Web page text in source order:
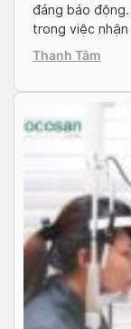
đáng báo
trong việc nhận
kiếm phương
Thanh Tâm